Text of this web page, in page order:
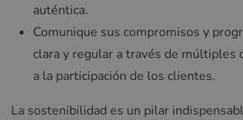
auténtica.
Comunique sus compromisos y
clara y regular a través de múltiples
a la participación de los clientes.
La sostenibilidad es un pilar